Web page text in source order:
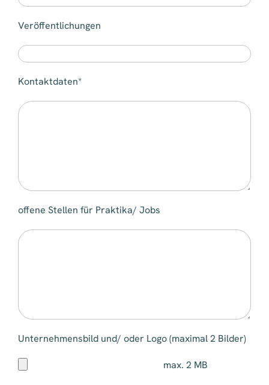
Veröffentlichungen
Kontaktdaten*
offene Stellen für Praktika/ Jobs
Unternehmensbild und/ oder Logo (maximal 2 Bilder)
max. 2 MB